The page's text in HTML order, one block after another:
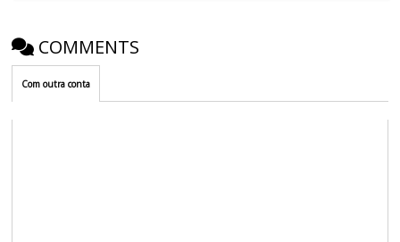
COMMENTS
Com outra conta